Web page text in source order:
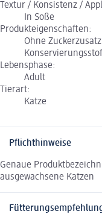
Textur / Konsistenz /
In Soße
Produkteigenschaften:
Ohne
Lebensphase:
Adult
Tierart:
Katze
Pflichthinweise
Genaue
ausgewachsene Katzen